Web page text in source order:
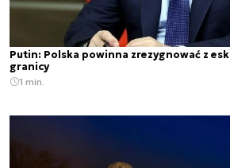
Putin: Polska powinna zrezygnować z
granicy
1 min.